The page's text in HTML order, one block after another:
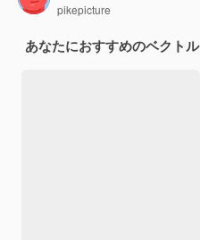
pikepicture
あなたにおすすめのベクトル